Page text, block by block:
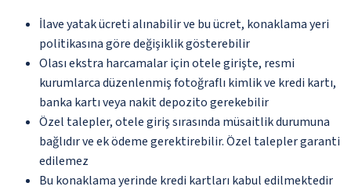
İlave yatak ücreti alınabilir ve bu ücret, konaklama yeri
politikasına göre değişiklik gösterebilir
Olası ekstra harcamalar için otele girişte, resmi
kurumlarca düzenlenmiş fotoğraflı kimlik ve kredi kartı,
banka kartı veya nakit depozito gerekebilir
Özel talepler, otele giriş sırasında müsaitlik durumuna
bağlıdır ve ek ödeme gerektirebilir. Özel talepler garanti
edilemez
Bu konaklama yerinde kredi kartları kabul edilmektedir